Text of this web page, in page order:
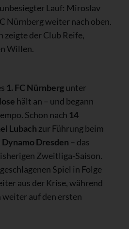
Lauf: Miroslav
Nürnberg weiter nach oben.
zeigte der Club Reife,
Willen.
1. FC Nürnbergunter
hält an – und begann
Schon nach 14
Lubach zur Führung beim
Dynamo Dresden – das
Zweitliga-Saison.
Spiel in Folge
aus der Krise, während
auf den ersten